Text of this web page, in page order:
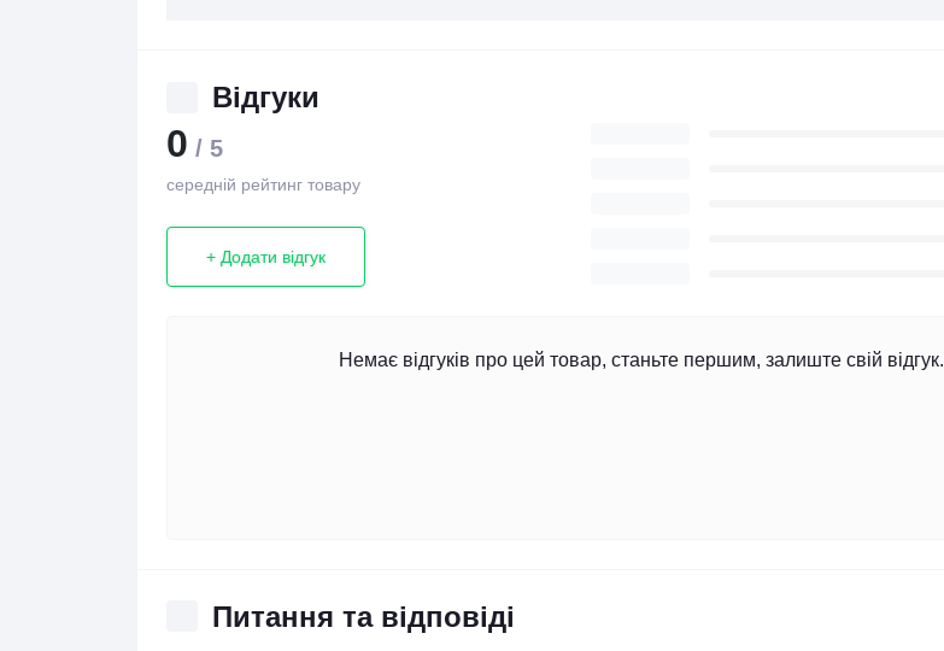
Відгуки
0 / 5
середній рейтинг товару
+ Додати відгук
Немає відгуків про цей товар, станьте першим, залиште свій відгук.
Питання та відповіді